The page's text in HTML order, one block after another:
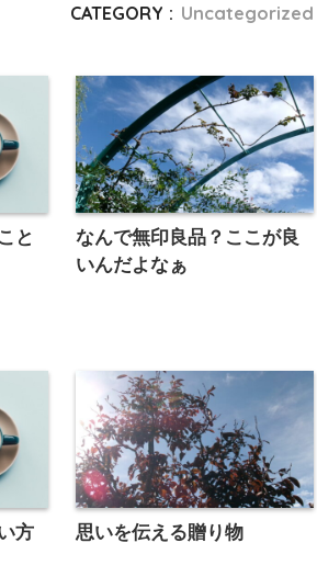
CATEGORY : Uncategorized
と
なんで無印良品？ここが良
いんだよなぁ
方 思いを伝える贈り物